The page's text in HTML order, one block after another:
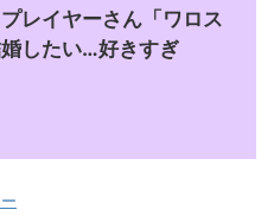
レイヤーさん「ワロス
したい…好きすぎ